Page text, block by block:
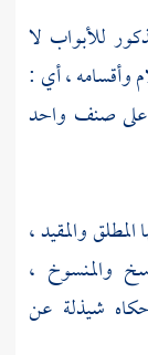
للأبواب لا
وأقسامه ، أي :
على صنف واحد
والمقيد ،
والمنسوخ ،
شيذلة عن